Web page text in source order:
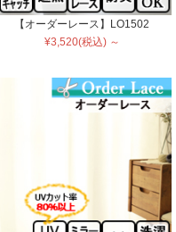
【オーダーレース】LO1502
¥3,520(税込) ～